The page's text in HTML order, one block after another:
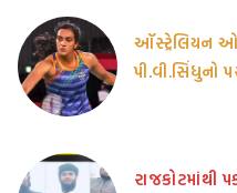
ઑસ્ટ્રેલિયન
પી.વી.સિંધુનો
રાજકોટમાંથી